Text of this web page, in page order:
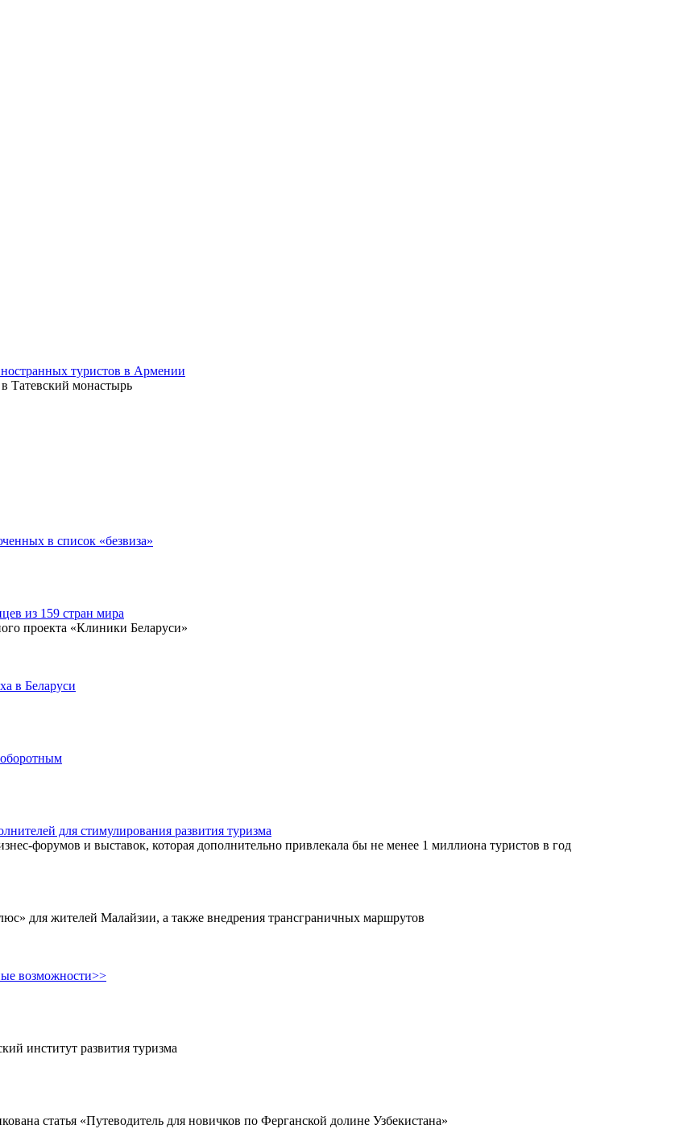
туристов в Армении
Татевский монастырь
в список «безвиза»
из 159 стран мира
проекта «Клиники Беларуси»
в Беларуси
оборотным
для стимулирования развития туризма
форумов и выставок, которая дополнительно привлекала бы не менее 1 миллиона туристов в год
для жителей Малайзии, а также внедрения трансграничных маршрутов
возможности>>
институт развития туризма
статья «Путеводитель для новичков по Ферганской долине Узбекистана»